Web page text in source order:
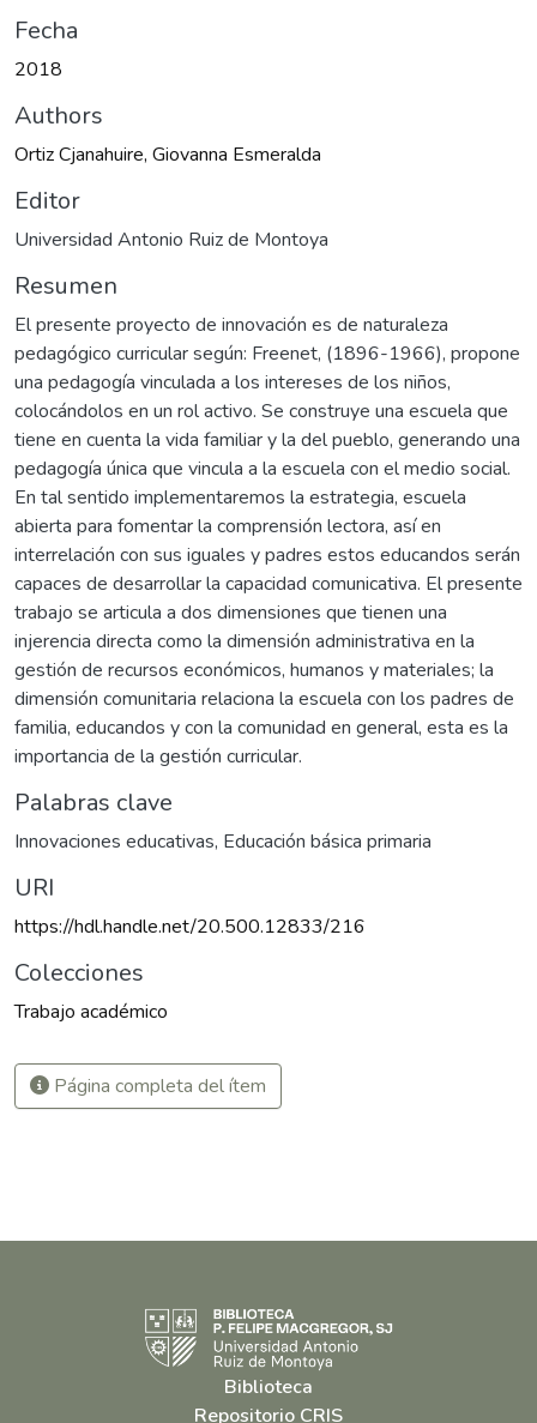
Fecha
2018
Authors
Ortiz Cjanahuire, Giovanna Esmeralda
Editor
Universidad Antonio Ruiz de Montoya
Resumen
El presente proyecto de innovación es de naturaleza
pedagógico curricular según: Freenet, (1896-1966), propone
una pedagogía vinculada a los intereses de los niños,
colocándolos en un rol activo. Se construye una escuela que
tiene en cuenta la vida familiar y la del pueblo, generando una
pedagogía única que vincula a la escuela con el medio social.
En tal sentido implementaremos la estrategia, escuela
abierta para fomentar la comprensión lectora, así en
interrelación con sus iguales y padres estos educandos serán
capaces de desarrollar la capacidad comunicativa. El presente
trabajo se articula a dos dimensiones que tienen una
injerencia directa como la dimensión administrativa en la
gestión de recursos económicos, humanos y materiales; la
dimensión comunitaria relaciona la escuela con los padres de
familia, educandos y con la comunidad en general, esta es la
importancia de la gestión curricular.
Palabras clave
Innovaciones educativas, Educación básica primaria
URI
https://hdl.handle.net/20.500.12833/216
Colecciones
Trabajo académico
Página completa del ítem
Biblioteca
Repositorio CRIS